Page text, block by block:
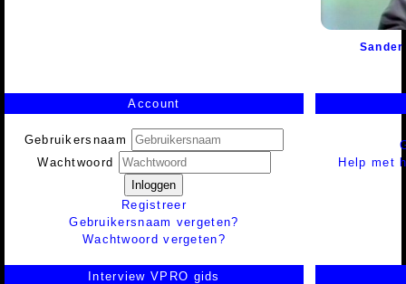
Account
Gebruikersnaam
Wachtwoord
Inloggen
Registreer
Gebruikersnaam vergeten?
Wachtwoord vergeten?
Help met
Interview VPRO gids